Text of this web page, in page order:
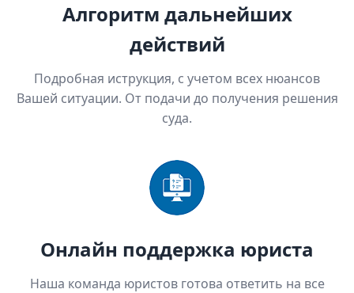
Алгоритм дальнейших
действий
Подробная иструкция, с учетом всех нюансов
Вашей ситуации. От подачи до получения решения
суда.
Онлайн поддержка юриста
Наша команда юристов готова ответить на все